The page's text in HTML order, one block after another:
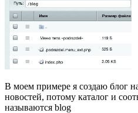
В моем примере я создаю блог
новостей, потому каталог и
называются blog